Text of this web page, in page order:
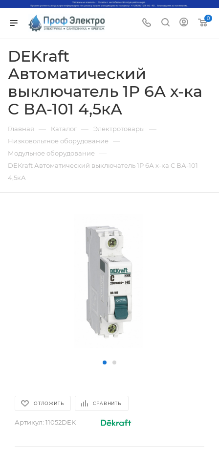
0
DEKraft
Автоматический
выключатель 1Р 6А х-ка
C ВА-101 4,5кА
Главная — Каталог — Электротовары —
Низковольтное оборудование —
Модульное оборудование —
DEKraft Автоматический выключатель 1Р 6А х-ка C ВА-101
4,5кА
ОТЛОЖИТЬ СРАВНИТЬ
Артикул: 11052DEK